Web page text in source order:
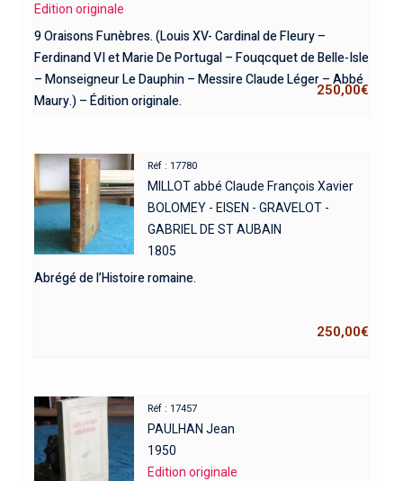
Edition originale
9 Oraisons Funèbres. (Louis XV- Cardinal de Fleury –
Ferdinand VI et Marie De Portugal – Fouqcquet de Belle-Isle
– Monseigneur Le Dauphin – Messire Claude Léger – Abbé
Maury.) – Édition originale.
250,00€
Réf : 17780
MILLOT abbé Claude François Xavier
BOLOMEY - EISEN - GRAVELOT -
GABRIEL DE ST AUBAIN
1805
Abrégé de l’Histoire romaine.
250,00€
Réf : 17457
PAULHAN Jean
1950
Edition originale